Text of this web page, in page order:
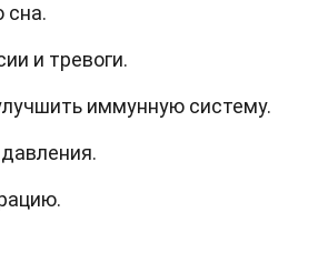
сна.
и тревоги.
иммунную систему.